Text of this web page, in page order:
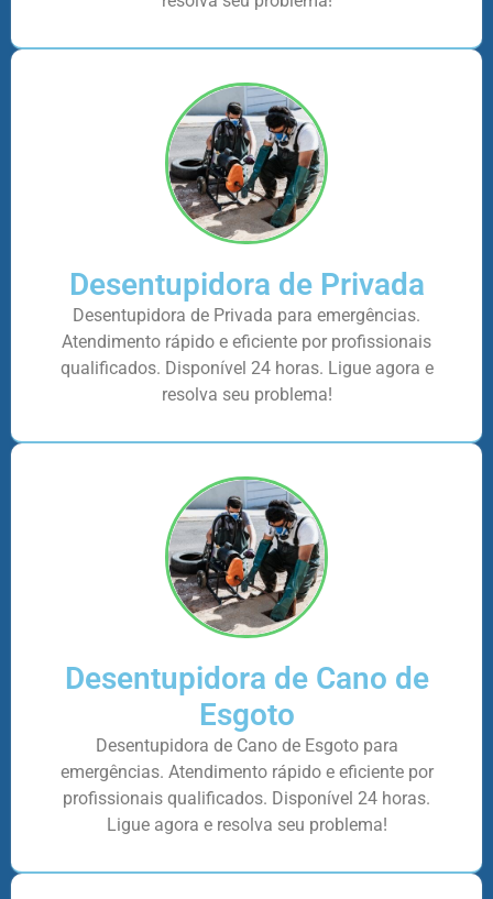
Desentupidora de Privada
Desentupidora de Privada para emergências.
Atendimento rápido e eficiente por profissionais
qualificados. Disponível 24 horas. Ligue agora e
resolva seu problema!
Desentupidora de Cano de
Esgoto
Desentupidora de Cano de Esgoto para
emergências. Atendimento rápido e eficiente por
profissionais qualificados. Disponível 24 horas.
Ligue agora e resolva seu problema!